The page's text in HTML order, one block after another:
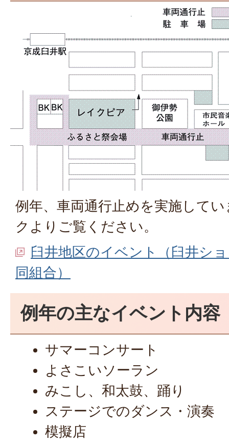
例年、車両通行止めを実施して
クよりご覧ください。
臼井地区のイベント（臼井シ
同組合）
例年の主なイベント内容
サマーコンサート
よさこいソーラン
みこし、和太鼓、踊り
ステージでのダンス・演奏
模擬店